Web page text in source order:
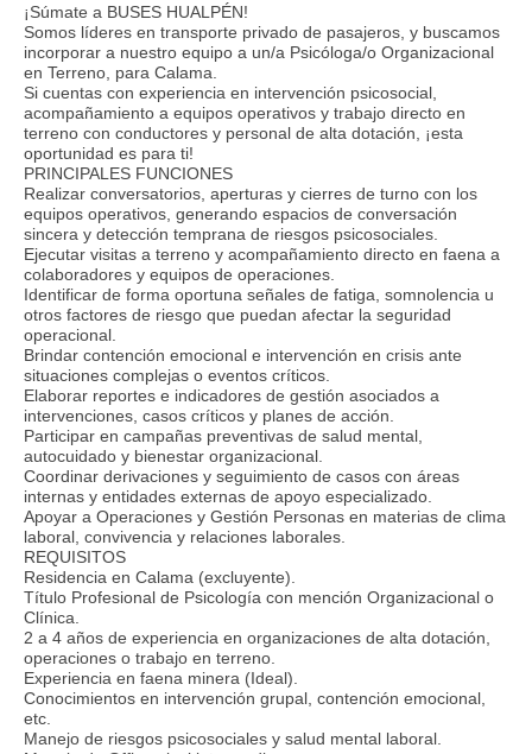
¡Súmate a BUSES HUALPÉN!
Somos líderes en transporte privado de pasajeros, y buscamos
incorporar a nuestro equipo a un/a Psicóloga/o Organizacional
en Terreno, para Calama.
Si cuentas con experiencia en intervención psicosocial,
acompañamiento a equipos operativos y trabajo directo en
terreno con conductores y personal de alta dotación, ¡esta
oportunidad es para ti!
PRINCIPALES FUNCIONES
Realizar conversatorios, aperturas y cierres de turno con los
equipos operativos, generando espacios de conversación
sincera y detección temprana de riesgos psicosociales.
Ejecutar visitas a terreno y acompañamiento directo en faena a
colaboradores y equipos de operaciones.
Identificar de forma oportuna señales de fatiga, somnolencia u
otros factores de riesgo que puedan afectar la seguridad
operacional.
Brindar contención emocional e intervención en crisis ante
situaciones complejas o eventos críticos.
Elaborar reportes e indicadores de gestión asociados a
intervenciones, casos críticos y planes de acción.
Participar en campañas preventivas de salud mental,
autocuidado y bienestar organizacional.
Coordinar derivaciones y seguimiento de casos con áreas
internas y entidades externas de apoyo especializado.
Apoyar a Operaciones y Gestión Personas en materias de clima
laboral, convivencia y relaciones laborales.
REQUISITOS
Residencia en Calama (excluyente).
Título Profesional de Psicología con mención Organizacional o
Clínica.
2 a 4 años de experiencia en organizaciones de alta dotación,
operaciones o trabajo en terreno.
Experiencia en faena minera (Ideal).
Conocimientos en intervención grupal, contención emocional,
etc.
Manejo de riesgos psicosociales y salud mental laboral.